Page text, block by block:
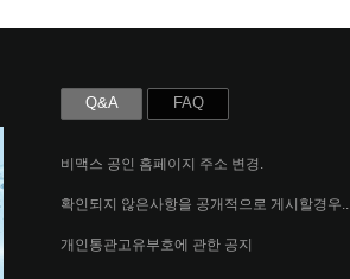
Q&A FAQ
비맥스 공인 홈페이지 주소 변경.
확인되지 않은사항을 공개적으로 게시할경우..
개인통관고유부호에 관한 공지